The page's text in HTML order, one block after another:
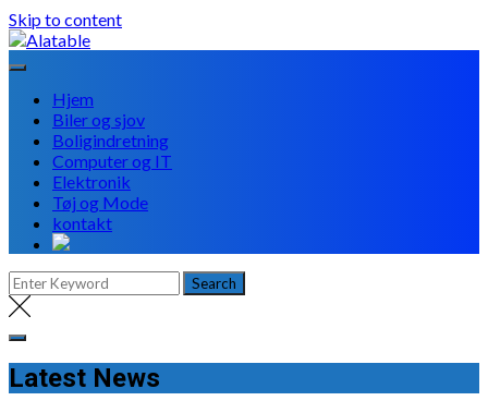
Skip to content
Hjem
Biler og sjov
Boligindretning
Computer og IT
Elektronik
Tøj og Mode
kontakt
Latest News